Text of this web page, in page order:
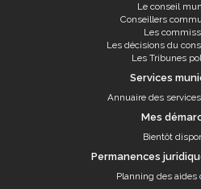
Le conseil
Conseillers
Les
Les décisions du
Les Tribunes
Services
Annuaire des
Mes
Bientôt
Permanences
Planning des aides